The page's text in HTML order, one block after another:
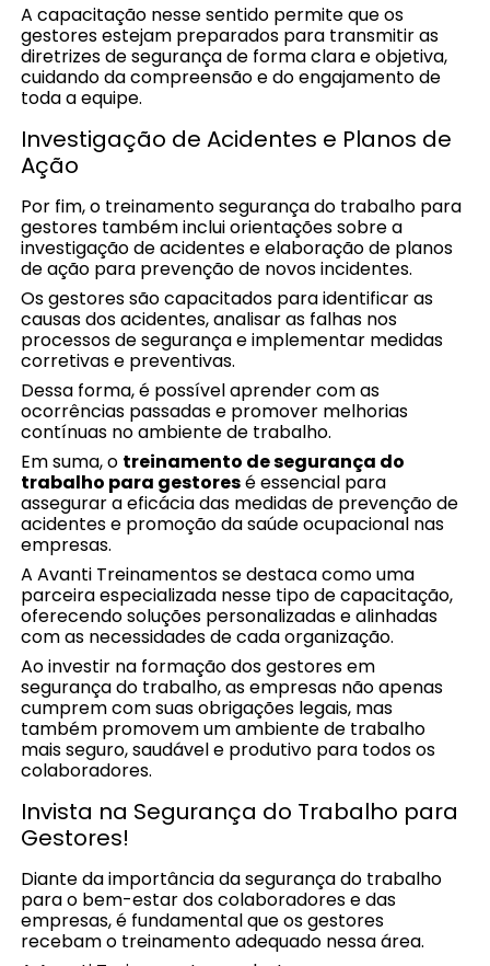
A capacitação nesse sentido permite que os
gestores estejam preparados para transmitir as
diretrizes de segurança de forma clara e objetiva,
cuidando da compreensão e do engajamento de
toda a equipe.
Investigação de Acidentes e Planos de
Ação
Por fim, o treinamento segurança do trabalho para
gestores também inclui orientações sobre a
investigação de acidentes e elaboração de planos
de ação para prevenção de novos incidentes.
Os gestores são capacitados para identificar as
causas dos acidentes, analisar as falhas nos
processos de segurança e implementar medidas
corretivas e preventivas.
Dessa forma, é possível aprender com as
ocorrências passadas e promover melhorias
contínuas no ambiente de trabalho.
Em suma, o treinamento de segurança do
trabalho para gestoresé essencial para
assegurar a eficácia das medidas de prevenção de
acidentes e promoção da saúde ocupacional nas
empresas.
A Avanti Treinamentos se destaca como uma
parceira especializada nesse tipo de capacitação,
oferecendo soluções personalizadas e alinhadas
com as necessidades de cada organização.
Ao investir na formação dos gestores em
segurança do trabalho, as empresas não apenas
cumprem com suas obrigações legais, mas
também promovem um ambiente de trabalho
mais seguro, saudável e produtivo para todos os
colaboradores.
Invista na Segurança do Trabalho para
Gestores!
Diante da importância da segurança do trabalho
para o bem-estar dos colaboradores e das
empresas, é fundamental que os gestores
recebam o treinamento adequado nessa área.